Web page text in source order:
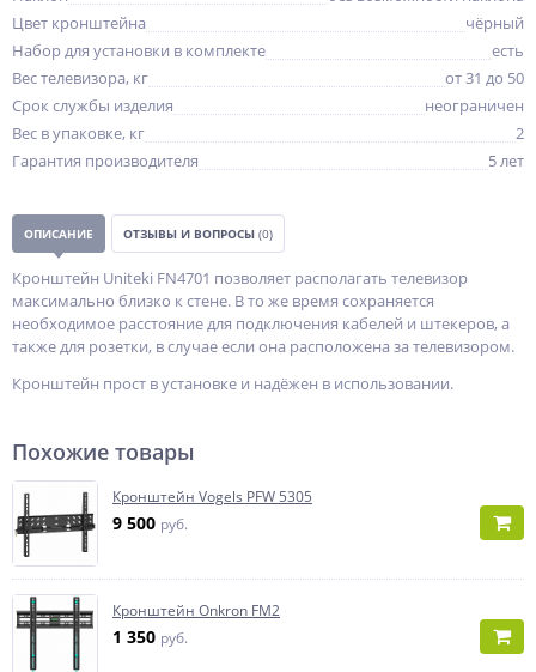
Цвет кронштейна
чёрный
Набор для установки в комплекте
есть
Вес телевизора, кг
от 31 до 50
Срок службы изделия
неограничен
Вес в упаковке, кг
2
Гарантия производителя
5 лет
ОПИСАНИЕ ОТЗЫВЫ И ВОПРОСЫ (0)
Кронштейн Uniteki FN4701 позволяет располагать телевизор
максимально близко к стене. В то же время сохраняется
необходимое расстояние для подключения кабелей и штекеров, а
также для розетки, в случае если она расположена за телевизором.
Кронштейн прост в установке и надёжен в использовании.
Похожие товары
Кронштейн Vogels PFW 5305
9 500 руб.
Кронштейн Onkron FM2
1 350 руб.